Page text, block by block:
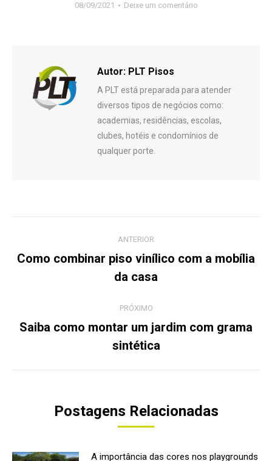
08/09/2021
Deixe um comentário
Autor: PLT Pisos
A PLT está preparada para atender
diversos tipos de negócios como:
academias, residências, escolas,
clubes, hotéis e condomínios de
qualquer porte.
de
ANTERIOR
anterior:
Como combinar piso vinílico com a mobília
da casa
PRÓXIMO
Próximo
post:
Saiba como montar um jardim com grama
sintética
Postagens Relacionadas
A importância das cores nos playgrounds